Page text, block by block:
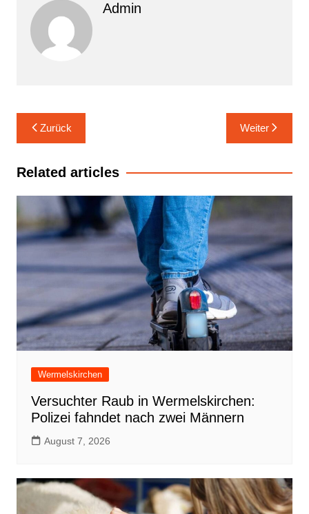
Admin
Beitrags-
Navigation
Zurück Weiter
Related articles
Wermelskirchen
Versuchter Raub in Wermelskirchen:
Polizei fahndet nach zwei Männern
August 7, 2026